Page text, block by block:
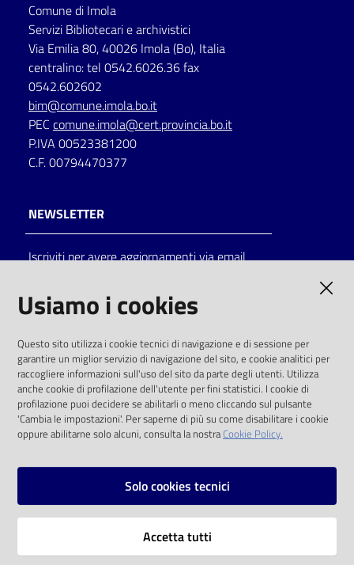
Seguici
su
Catalogo
on line
Eventi
Chiedi al
bibliotecario
Avvisi
Orari
Comune di Imola
Servizi Bibliotecari e archivistici
Via Emilia 80, 40026 Imola (Bo), Italia
centralino: tel 0542.6026.36 fax
0542.602602
bim@comune.imola.bo.it
PEC comune.imola@cert.provincia.bo.it
P.IVA 00523381200
C.F. 00794470377
NEWSLETTER
Iscriviti per avere aggiornamenti via email
solo alle condizioni previste dalla direttiva
comunitaria 2003/98/CE e dal d.lgs. 36/2006
SOCIAL
Instagram
Vai alla pagina
Usiamo i cookies
Questo sito utilizza i cookie tecnici di navigazione e di sessione per
garantire un miglior servizio di navigazione del sito, e cookie analitici per
raccogliere informazioni sull'uso del sito da parte degli utenti. Utilizza
anche cookie di profilazione dell'utente per fini statistici. I cookie di
profilazione puoi decidere se abilitarli o meno cliccando sul pulsante
'Cambia le impostazioni'. Per saperne di più su come disabilitare i cookie
oppure abilitarne solo alcuni, consulta la nostraCookie Policy.
Solo cookies tecnici
Accetta tutti